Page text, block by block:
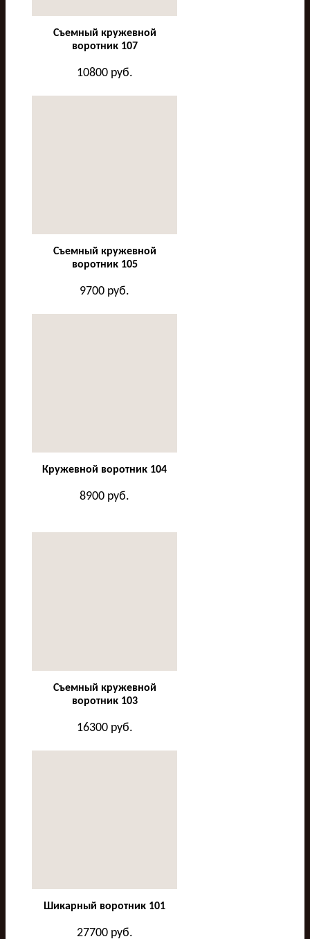
Съемный кружевной
воротник 107
10800руб.
Съемный кружевной
воротник 105
9700 руб.
Кружевной воротник 104
8900 руб.
Съемный кружевной
воротник 103
16300руб.
Шикарный воротник 101
27700руб.